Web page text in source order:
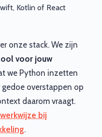
Kotlin of React
onze stack. We zijn
voor jouw
we Python inzetten
overstappen op
daarom vraagt.
bij
.